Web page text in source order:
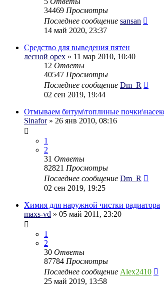
34469 Просмотры
Последнее сообщение sansan
14 май 2020, 23:37
Средство для выведения пятен
лесной орех » 11 мар 2010, 10:40
12 Ответы
40547 Просмотры
Последнее сообщение Dm_R
02 сен 2019, 19:44
Отмываем битум\топлиные
Sinafor» 26 янв 2010, 08:16
1
2
31 Ответы
82821 Просмотры
Последнее сообщение Dm_R
02 сен 2019, 19:25
Химия для наружной чистки радиатора
maxs-vd » 05 май 2011, 23:20
1
2
30 Ответы
87784 Просмотры
Последнее сообщение Alex2410
25 май 2019, 13:58